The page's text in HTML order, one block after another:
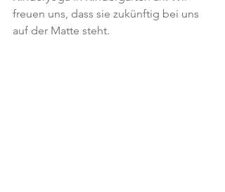
freuen uns, dass sie zukünftig bei uns
auf der Matte steht.